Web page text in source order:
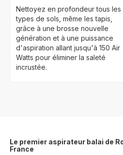
Nettoyez en profondeur tous les
types de sols, même les tapis,
grâce à une brosse nouvelle
génération et à une puissance
d'aspiration allant jusqu'à 150 Air
Watts pour éliminer la saleté
incrustée.
Le premier aspirateur balai de
France